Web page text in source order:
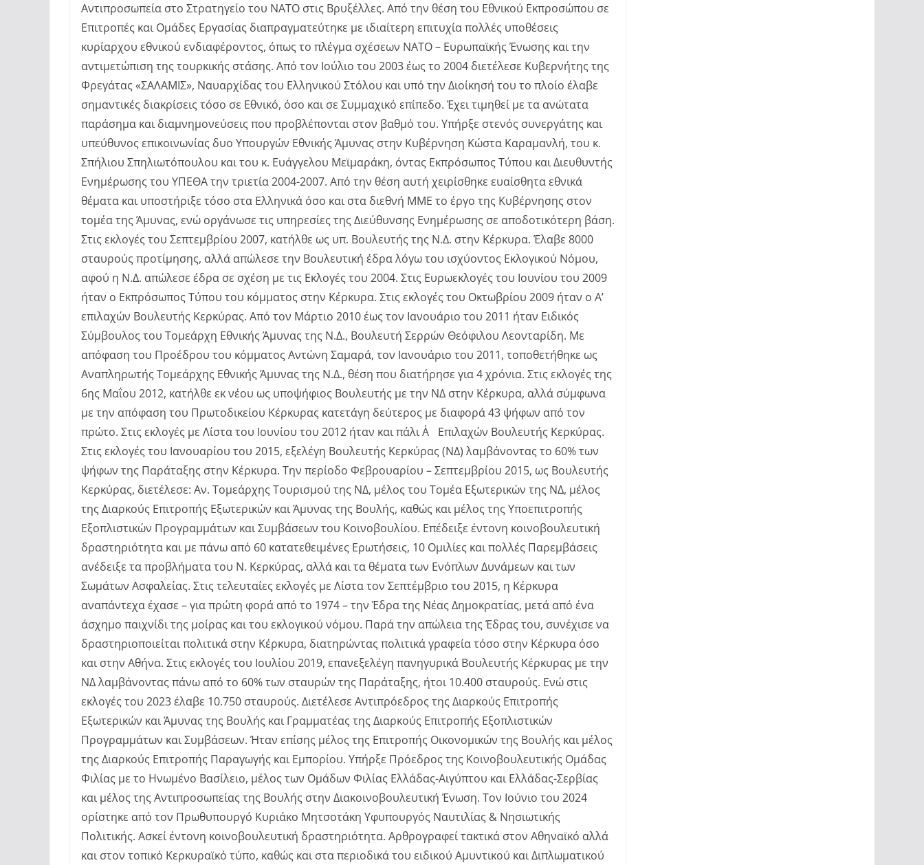
Αντιπροσωπεία στο Στρατηγείο του ΝΑΤΟ στις Βρυξέλλες. Από την θέση του Εθνικού Εκπροσώπου σε
Επιτροπές και Ομάδες Εργασίας διαπραγματεύτηκε με ιδιαίτερη επιτυχία πολλές υποθέσεις
κυρίαρχου εθνικού ενδιαφέροντος, όπως το πλέγμα σχέσεων ΝΑΤΟ – Ευρωπαϊκής Ένωσης και την
αντιμετώπιση της τουρκικής στάσης. Από τον Ιούλιο του 2003 έως το 2004 διετέλεσε Κυβερνήτης της
Φρεγάτας «ΣΑΛΑΜΙΣ», Ναυαρχίδας του Ελληνικού Στόλου και υπό την Διοίκησή του το πλοίο έλαβε
σημαντικές διακρίσεις τόσο σε Εθνικό, όσο και σε Συμμαχικό επίπεδο. Έχει τιμηθεί με τα ανώτατα
παράσημα και διαμνημονεύσεις που προβλέπονται στον βαθμό του. Υπήρξε στενός συνεργάτης και
υπεύθυνος επικοινωνίας δυο Υπουργών Εθνικής Άμυνας στην Κυβέρνηση Κώστα Καραμανλή, του κ.
Σπήλιου Σπηλιωτόπουλου και του κ. Ευάγγελου Μεϊμαράκη, όντας Εκπρόσωπος Τύπου και Διευθυντής
Ενημέρωσης του ΥΠΕΘΑ την τριετία 2004-2007. Από την θέση αυτή χειρίσθηκε ευαίσθητα εθνικά
θέματα και υποστήριξε τόσο στα Ελληνικά όσο και στα διεθνή ΜΜΕ το έργο της Κυβέρνησης στον
τομέα της Άμυνας, ενώ οργάνωσε τις υπηρεσίες της Διεύθυνσης Ενημέρωσης σε αποδοτικότερη βάση.
Στις εκλογές του Σεπτεμβρίου 2007, κατήλθε ως υπ. Βουλευτής της Ν.Δ. στην Κέρκυρα. Έλαβε 8000
σταυρούς προτίμησης, αλλά απώλεσε την Βουλευτική έδρα λόγω του ισχύοντος Εκλογικού Νόμου,
αφού η Ν.Δ. απώλεσε έδρα σε σχέση με τις Εκλογές του 2004. Στις Ευρωεκλογές του Ιουνίου του 2009
ήταν ο Εκπρόσωπος Τύπου του κόμματος στην Κέρκυρα. Στις εκλογές του Οκτωβρίου 2009 ήταν ο Α’
επιλαχών Βουλευτής Κερκύρας. Από τον Μάρτιο 2010 έως τον Ιανουάριο του 2011 ήταν Ειδικός
Σύμβουλος του Τομεάρχη Εθνικής Άμυνας της Ν.Δ., Βουλευτή Σερρών Θεόφιλου Λεονταρίδη. Με
απόφαση του Προέδρου του κόμματος Αντώνη Σαμαρά, τον Ιανουάριο του 2011, τοποθετήθηκε ως
Αναπληρωτής Τομεάρχης Εθνικής Άμυνας της Ν.Δ., θέση που διατήρησε για 4 χρόνια. Στις εκλογές της
6ης Μαΐου 2012, κατήλθε εκ νέου ως υποψήφιος Βουλευτής με την ΝΔ στην Κέρκυρα, αλλά σύμφωνα
με την απόφαση του Πρωτοδικείου Κέρκυρας κατετάγη δεύτερος με διαφορά 43 ψήφων από τον
πρώτο. Στις εκλογές με Λίστα του Ιουνίου του 2012 ήταν και πάλι Α΄ Επιλαχών Βουλευτής Κερκύρας.
Στις εκλογές του Ιανουαρίου του 2015, εξελέγη Βουλευτής Κερκύρας (ΝΔ) λαμβάνοντας το 60% των
ψήφων της Παράταξης στην Κέρκυρα. Την περίοδο Φεβρουαρίου – Σεπτεμβρίου 2015, ως Βουλευτής
Κερκύρας, διετέλεσε: Αν. Τομεάρχης Τουρισμού της ΝΔ, μέλος του Τομέα Εξωτερικών της ΝΔ, μέλος
της Διαρκούς Επιτροπής Εξωτερικών και Άμυνας της Βουλής, καθώς και μέλος της Υποεπιτροπής
Εξοπλιστικών Προγραμμάτων και Συμβάσεων του Κοινοβουλίου. Επέδειξε έντονη κοινοβουλευτική
δραστηριότητα και με πάνω από 60 κατατεθειμένες Ερωτήσεις, 10 Ομιλίες και πολλές Παρεμβάσεις
ανέδειξε τα προβλήματα του Ν. Κερκύρας, αλλά και τα θέματα των Ενόπλων Δυνάμεων και των
Σωμάτων Ασφαλείας. Στις τελευταίες εκλογές με Λίστα τον Σεπτέμβριο του 2015, η Κέρκυρα
αναπάντεχα έχασε – για πρώτη φορά από το 1974 – την Έδρα της Νέας Δημοκρατίας, μετά από ένα
άσχημο παιχνίδι της μοίρας και του εκλογικού νόμου. Παρά την απώλεια της Έδρας του, συνέχισε να
δραστηριοποιείται πολιτικά στην Κέρκυρα, διατηρώντας πολιτικά γραφεία τόσο στην Κέρκυρα όσο
και στην Αθήνα. Στις εκλογές του Ιουλίου 2019, επανεξελέγη πανηγυρικά Βουλευτής Κέρκυρας με την
ΝΔ λαμβάνοντας πάνω από το 60% των σταυρών της Παράταξης, ήτοι 10.400 σταυρούς. Ενώ στις
εκλογές του 2023 έλαβε 10.750 σταυρούς. Διετέλεσε Αντιπρόεδρος της Διαρκούς Επιτροπής
Εξωτερικών και Άμυνας της Βουλής και Γραμματέας της Διαρκούς Επιτροπής Εξοπλιστικών
Προγραμμάτων και Συμβάσεων. Ήταν επίσης μέλος της Επιτροπής Οικονομικών της Βουλής και μέλος
της Διαρκούς Επιτροπής Παραγωγής και Εμπορίου. Υπήρξε Πρόεδρος της Κοινοβουλευτικής Ομάδας
Φιλίας με το Ηνωμένο Βασίλειο, μέλος των Ομάδων Φιλίας Ελλάδας-Αιγύπτου και Ελλάδας-Σερβίας
και μέλος της Αντιπροσωπείας της Βουλής στην Διακοινοβουλευτική Ένωση. Τον Ιούνιο του 2024
ορίστηκε από τον Πρωθυπουργό Κυριάκο Μητσοτάκη Υφυπουργός Ναυτιλίας & Νησιωτικής
Πολιτικής. Ασκεί έντονη κοινοβουλευτική δραστηριότητα. Αρθρογραφεί τακτικά στον Αθηναϊκό αλλά
και στον τοπικό Κερκυραϊκό τύπο, καθώς και στα περιοδικά του ειδικού Αμυντικού και Διπλωματικού